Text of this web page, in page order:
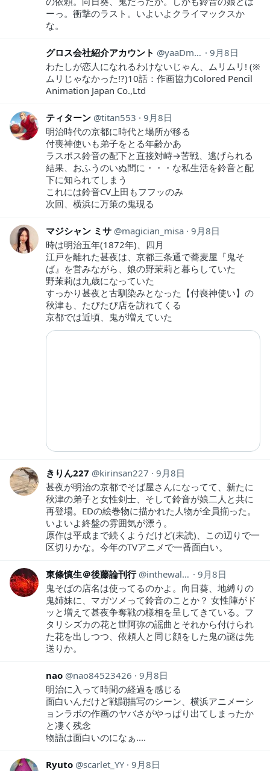
ーっ。衝撃のラスト。いよいよクライマックスか
な。
グロス会社紹介アカウント yaaDmJCNyZt1feQ
9月8日
わたしが恋人になれるわけないじゃん、ムリムリ! (※
ムリじゃなかった!?)10話：作画協力Colored Pencil
Animation Japan Co.,Ltd
ティターン titan553
9月8日
明治時代の京都に時代と場所が移る
付喪神使いも弟子をとる年齢かあ
ラスボス鈴音の配下と直接対峙→苦戦、逃げられる
結果、おふうのいぬ間に・・・な私生活を鈴音と配
下に知られてしまう
これには鈴音CV上田もフフッのみ
次回、横浜に万策の鬼現る
マジシャン ミサ magician_misa 9月8日
時は明治五年(1872年)、四月
江戸を離れた甚夜は、京都三条通で蕎麦屋『鬼そ
ば』を営みながら、娘の野茉莉と暮らしていた
野茉莉は九歳になっていた
すっかり甚夜と古馴染みとなった【付喪神使い】の
秋津も、たびたび店を訪れてくる
京都では近頃、鬼が増えていた
きりん227 kirinsan227
9月8日
甚夜が明治の京都でそば屋さんになってて、新たに
秋津の弟子と女性剣士、そして鈴音が娘二人と共に
再登場。EDの絵巻物に描かれた人物が全員揃った。
いよいよ終盤の雰囲気が漂う。
原作は平成まで続くようだけど(未読)、この辺りで一
区切りかな。今年のTVアニメで一番面白い。
東條慎生＠後藤論刊行 inthewall81
9月8日
鬼そばの店名は使ってるのかよ。向日葵、地縛りの
鬼姉妹に、マガツメって鈴音のことか？ 女性陣がド
ッと増えて甚夜争奪戦の様相を呈してきている。フ
タリシズカの花と世阿弥の謡曲とそれから付けられ
た花を出しつつ、依頼人と同じ顔をした鬼の謎は先
送りか。
nao nao84523426
9月8日
明治に入って時間の経過を感じる
面白いんだけど戦闘描写のシーン、横浜アニメーシ
ョンラボの作画のヤバさがやっぱり出てしまったか
と凄く残念
物語は面白いのになぁ....
Ryuto scarlet_YY 9月8日